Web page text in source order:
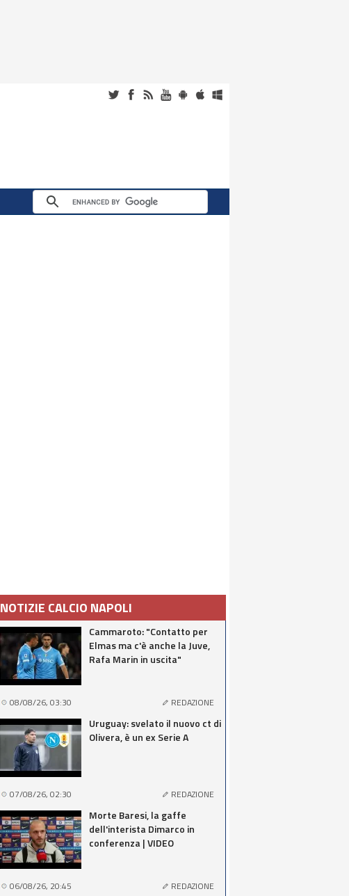
NOTIZIE CALCIO NAPOLI
Cammaroto: "Contatto per
Elmas ma c'è anche la Juve,
Rafa Marin in uscita"
08/08/26, 03:30 REDAZIONE
Uruguay: svelato il nuovo ct di
Olivera, è un ex Serie A
07/08/26, 02:30 REDAZIONE
Morte Baresi, la gaffe
dell'interista Dimarco in
conferenza | VIDEO
06/08/26, 20:45 REDAZIONE